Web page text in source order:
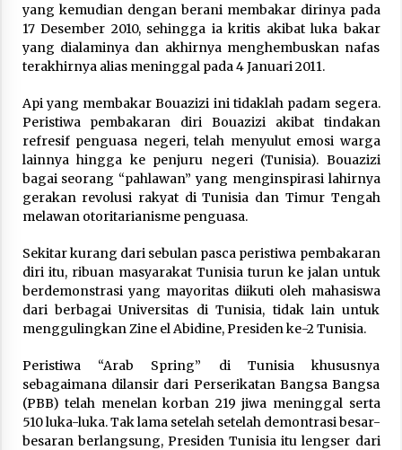
yang kemudian dengan berani membakar dirinya pada
17 Desember 2010, sehingga ia kritis akibat luka bakar
yang dialaminya dan akhirnya menghembuskan nafas
terakhirnya alias meninggal pada 4 Januari 2011.
Api yang membakar Bouazizi ini tidaklah padam segera.
Peristiwa pembakaran diri Bouazizi akibat tindakan
refresif penguasa negeri, telah menyulut emosi warga
lainnya hingga ke penjuru negeri (Tunisia). Bouazizi
bagai seorang “pahlawan” yang menginspirasi lahirnya
gerakan revolusi rakyat di Tunisia dan Timur Tengah
melawan otoritarianisme penguasa.
Sekitar kurang dari sebulan pasca peristiwa pembakaran
diri itu, ribuan masyarakat Tunisia turun ke jalan untuk
berdemonstrasi yang mayoritas diikuti oleh mahasiswa
dari berbagai Universitas di Tunisia, tidak lain untuk
menggulingkan Zine el Abidine, Presiden ke-2 Tunisia.
Peristiwa “Arab Spring” di Tunisia khususnya
sebagaimana dilansir dari Perserikatan Bangsa Bangsa
(PBB) telah menelan korban 219 jiwa meninggal serta
510 luka-luka. Tak lama setelah setelah demontrasi besar-
besaran berlangsung, Presiden Tunisia itu lengser dari